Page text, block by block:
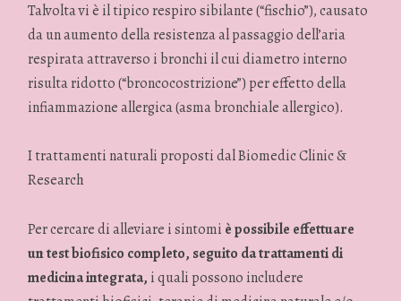
Talvolta vi è il tipico respiro sibilante (“fischio”), causato
da un aumento della resistenza al passaggio dell’aria
respirata attraverso i bronchi il cui diametro interno
risulta ridotto (“broncocostrizione”) per effetto della
infiammazione allergica (asma bronchiale allergico).
I trattamenti naturali proposti dal Biomedic Clinic &
Research
Per cercare di alleviare i sintomi è possibile effettuare
un test biofisico completo, seguito da trattamenti di
medicina integrata, i quali possono includere